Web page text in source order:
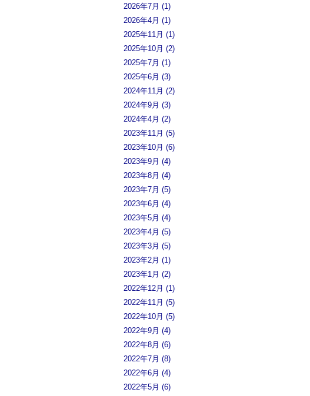
2026年7月 (1)
2026年4月 (1)
2025年11月 (1)
2025年10月 (2)
2025年7月 (1)
2025年6月 (3)
2024年11月 (2)
2024年9月 (3)
2024年4月 (2)
2023年11月 (5)
2023年10月 (6)
2023年9月 (4)
2023年8月 (4)
2023年7月 (5)
2023年6月 (4)
2023年5月 (4)
2023年4月 (5)
2023年3月 (5)
2023年2月 (1)
2023年1月 (2)
2022年12月 (1)
2022年11月 (5)
2022年10月 (5)
2022年9月 (4)
2022年8月 (6)
2022年7月 (8)
2022年6月 (4)
2022年5月 (6)